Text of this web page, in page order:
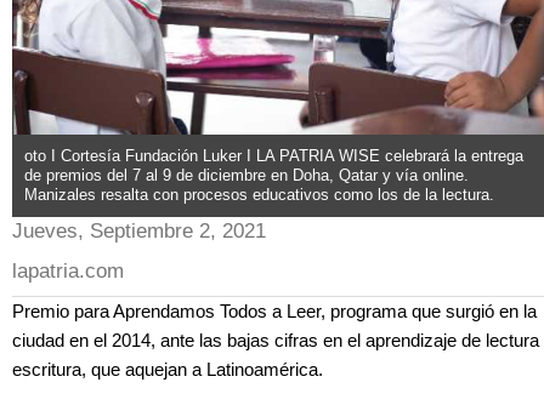
oto I Cortesía Fundación Luker I LA PATRIA WISE celebrará la entrega
de premios del 7 al 9 de diciembre en Doha, Qatar y vía online.
Manizales resalta con procesos educativos como los de la lectura.
Jueves, Septiembre 2, 2021
lapatria.com
Premio para Aprendamos Todos a Leer, programa que surgió en la
ciudad en el 2014, ante las bajas cifras en el aprendizaje de lectura
escritura, que aquejan a Latinoamérica.